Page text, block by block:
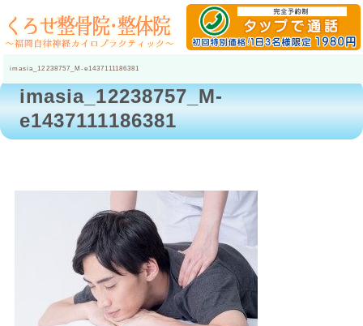
imasia_12238757_M-e1437111186381
imasia_12238757_M-
e1437111186381